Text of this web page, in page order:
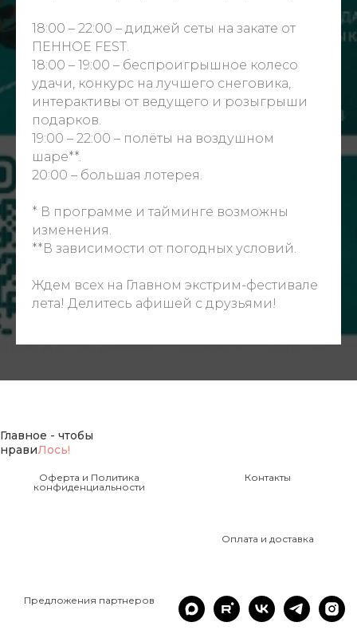
18:00 – 22:00 – диджей сеты на закате от
ПЕННОЕ FEST.
18:00 – 19:00 – беспроигрышное колесо
удачи, конкурс на лучшего снеговика,
интерактивы от ведущего и розыгрыши
подарков.
19:00 – 22:00 – полёты на воздушном
шаре**.
20:00 – большая лотерея.
* В программе и тайминге возможны
изменения.
**В зависимости от погодных условий.
Ждем всех на Главном экстрим-фестивале
лета! Делитесь афишей с друзьями!
Главное - чтобы
нравиЛось!
Оферта и Политика
конфиденциальности
Контакты
Оплата и доставка
Предложения партнеров